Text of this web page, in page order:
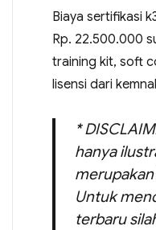
Biaya sertifikasi
Rp. 22.500.000
training kit, soft
lisensi dari
*
hanya
Untuk
terbaru